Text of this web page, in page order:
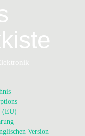
(EU)
Version